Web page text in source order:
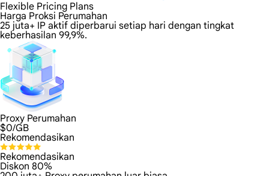
Flexible Pricing Plans
Harga Proksi Perumahan
25 juta+ IP aktif diperbarui setiap hari dengan tingkat
keberhasilan 99,9%.
Proxy Perumahan
$0/GB
Rekomendasikan
Rekomendasikan
Diskon 80%